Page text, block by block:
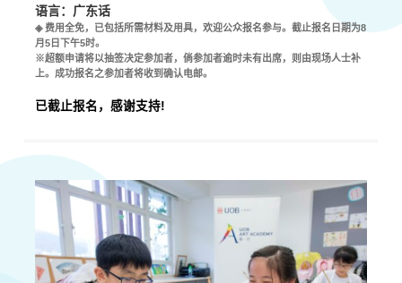
语言：广东话
◈ 费用全免，已包括所需材料及用具，欢迎公众报名参与。截止报名日期为8
月5日下午5时。
※超额申请将以抽签决定参加者，倘参加者逾时未有出席，则由现场人士补
上。成功报名之参加者将收到确认电邮。
已截止报名 ，感谢支持!